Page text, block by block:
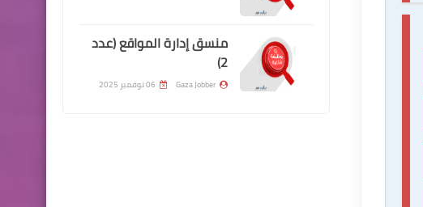
منسق إدارة المواقع (عدد
2)
Gaza Jobber 06 نوفمبر 2025